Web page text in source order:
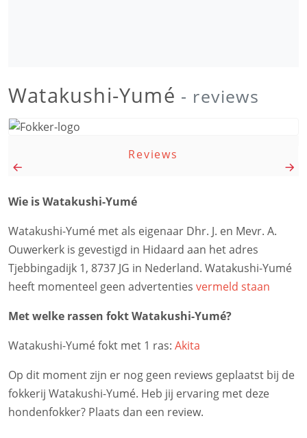
Watakushi-Yumé - reviews
Reviews
Wie is Watakushi-Yumé
Watakushi-Yumé met als eigenaar Dhr. J. en Mevr. A.
Ouwerkerk is gevestigd in Hidaard aan het adres
Tjebbingadijk 1, 8737 JG in Nederland. Watakushi-Yumé
heeft momenteel geen advertenties vermeld staan
Met welke rassen fokt Watakushi-Yumé?
Watakushi-Yumé fokt met 1 ras: Akita
Op dit moment zijn er nog geen reviews geplaatst bij de
fokkerij Watakushi-Yumé. Heb jij ervaring met deze
hondenfokker? Plaats dan een review.